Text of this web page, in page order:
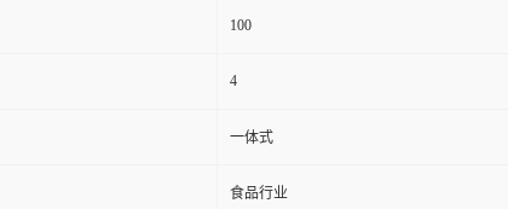
100
4
一体式
食品行业